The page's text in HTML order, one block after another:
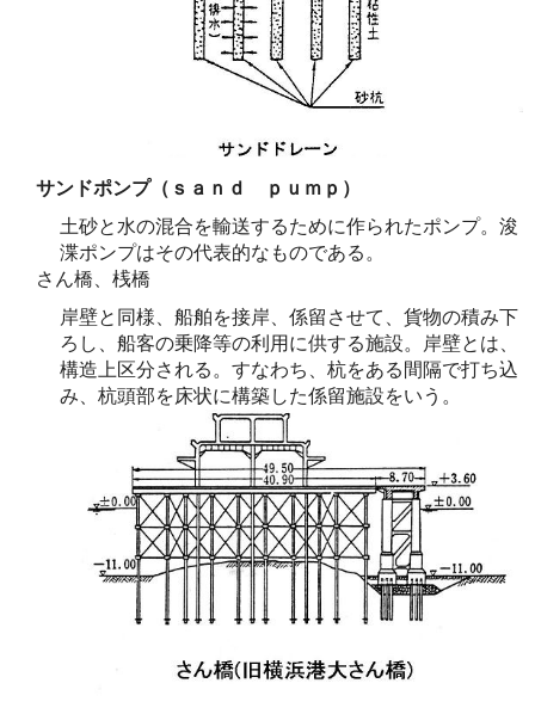
サンドポンプ（ｓａｎｄ ｐｕｍｐ）
土砂と水の混合を輸送するために作られたポンプ。浚
渫ポンプはその代表的なものである。
さん橋、桟橋
岸壁と同様、船舶を接岸、係留させて、貨物の積み下
ろし、船客の乗降等の利用に供する施設。岸壁とは、
構造上区分される。すなわち、杭をある間隔で打ち込
み、杭頭部を床状に構築した係留施設をいう。